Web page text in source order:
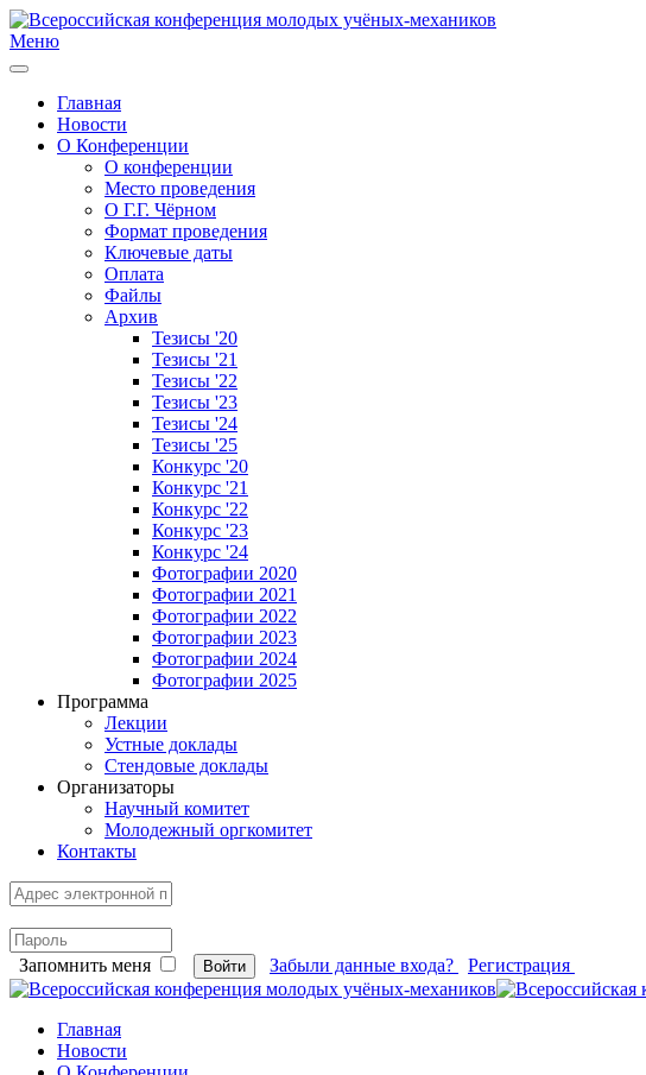
Меню
Главная
Новости
О Конференции
О конференции
Место проведения
О Г.Г. Чёрном
Формат проведения
Ключевые даты
Оплата
Файлы
Архив
Тезисы '20
Тезисы '21
Тезисы '22
Тезисы '23
Тезисы '24
Тезисы '25
Конкурс '20
Конкурс '21
Конкурс '22
Конкурс '23
Конкурс '24
Фотографии 2020
Фотографии 2021
Фотографии 2022
Фотографии 2023
Фотографии 2024
Фотографии 2025
Программа
Лекции
Устные доклады
Стендовые доклады
Организаторы
Научный комитет
Молодежный оргкомитет
Контакты
Запомнить меня Войти Забыли данные входа? Регистрация
Главная
Новости